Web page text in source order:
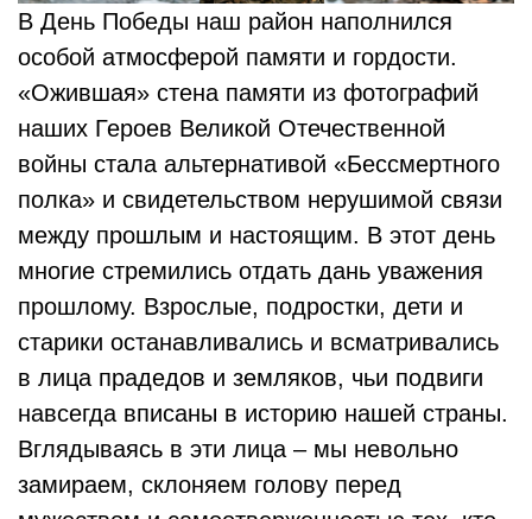
В День Победы наш район наполнился
особой атмосферой памяти и гордости.
«Ожившая» стена памяти из фотографий
наших Героев Великой Отечественной
войны стала альтернативой «Бессмертного
полка» и свидетельством нерушимой связи
между прошлым и настоящим. В этот день
многие стремились отдать дань уважения
прошлому. Взрослые, подростки, дети и
старики останавливались и всматривались
в лица прадедов и земляков, чьи подвиги
навсегда вписаны в историю нашей страны.
Вглядываясь в эти лица – мы невольно
замираем, склоняем голову перед